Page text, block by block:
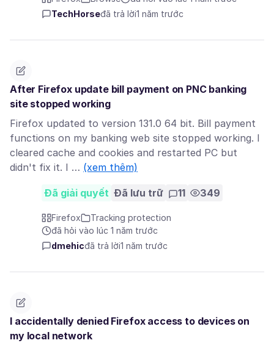
TechHorseđã trả lời1 năm trước
After Firefox update bill payment on PNC banking
site stopped working
Firefox updated to version 131.0 64 bit. Bill payment
functions on my banking web site stopped working. I
cleared cache and cookies and restarted PC but
didn't fix it. I … (xem thêm)
Đã giải quyết Đã lưu trữ 11 349
Firefox
Tracking protection
đã hỏi vào lúc 1 năm trước
dmehicđã trả lời1 năm trước
I accidentally denied Firefox access to devices on
my local network